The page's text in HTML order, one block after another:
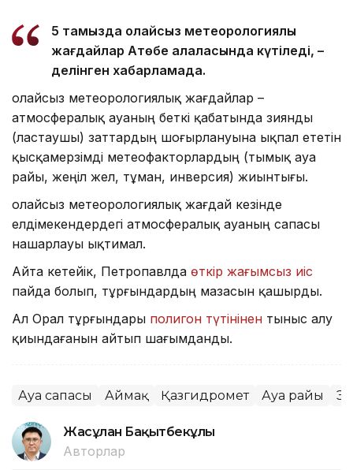
5 тамызда қолайсыз метеорологиялық
жағдайлар Ақтөбе қалаласында күтіледі, –
делінген хабарламада.
Қолайсыз метеорологиялық жағдайлар –
атмосфералық ауаның беткі қабатында зиянды
(ластаушы) заттардың шоғырлануына ықпал ететін
қысқамерзімді метеофакторлардың (тымық ауа
райы, жеңіл жел, тұман, инверсия) жиынтығы.
Қолайсыз метеорологиялық жағдай кезінде
елдімекендердегі атмосфералық ауаның сапасы
нашарлауы ықтимал.
Айта кетейік, Петропавлда өткір жағымсыз иіс
пайда болып, тұрғындардың мазасын қашырды.
Ал Орал тұрғындары полигон түтінінен тыныс алу
қиындағанын айтып шағымданды.
Ауа сапасы Аймақ Қазгидромет Ауа райы
Жасұлан Бақытбекұлы
Авторлар